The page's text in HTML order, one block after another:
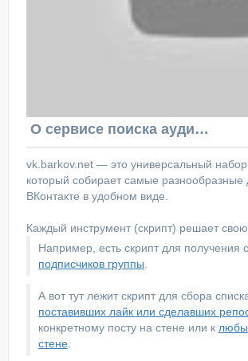
О сервисе поиска аудитории ВКонтакте
vk.barkov.net — это универсальный набор
который собирает самые разнообразные
ВКонтакте в удобном виде.
Каждый инструмент (скрипт) решает
Например, есть скрипт для получения
подписчиков группы
А вот тут лежит скрипт для сбора
поставивших лайк или сделавших
конкретному посту на стене или к
стене